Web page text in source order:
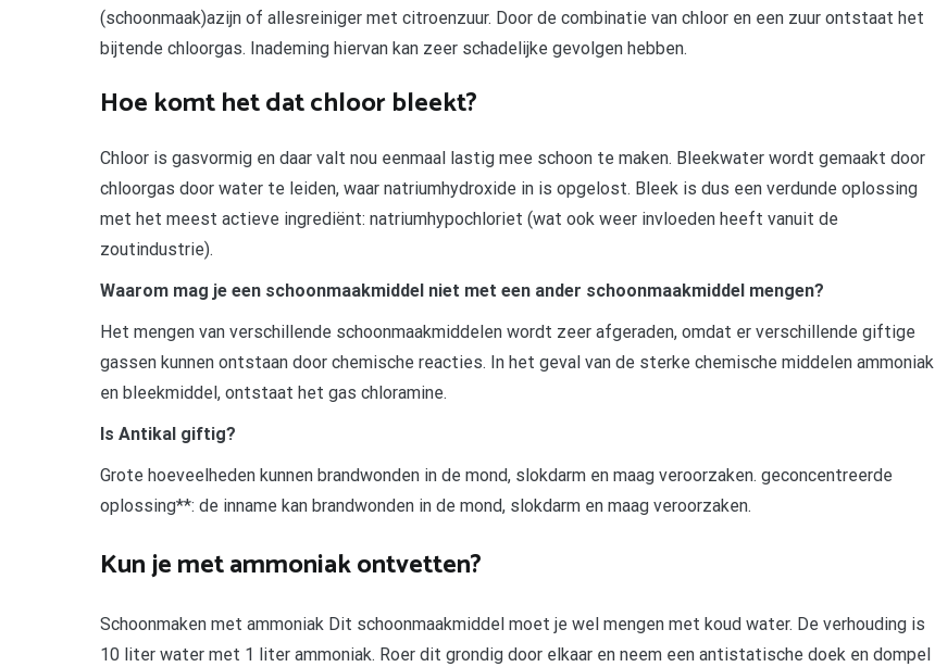
(schoonmaak)azijn of allesreiniger met citroenzuur. Door de combinatie van chloor en een zuur ontstaat het
bijtende chloorgas. Inademing hiervan kan zeer schadelijke gevolgen hebben.
Hoe komt het dat chloor bleekt?
Chloor is gasvormig en daar valt nou eenmaal lastig mee schoon te maken. Bleekwater wordt gemaakt door
chloorgas door water te leiden, waar natriumhydroxide in is opgelost. Bleek is dus een verdunde oplossing
met het meest actieve ingrediënt: natriumhypochloriet (wat ook weer invloeden heeft vanuit de
zoutindustrie).
Waarom mag je een schoonmaakmiddel niet met een ander schoonmaakmiddel mengen?
Het mengen van verschillende schoonmaakmiddelen wordt zeer afgeraden, omdat er verschillende giftige
gassen kunnen ontstaan door chemische reacties. In het geval van de sterke chemische middelen ammoniak
en bleekmiddel, ontstaat het gas chloramine.
Is Antikal giftig?
Grote hoeveelheden kunnen brandwonden in de mond, slokdarm en maag veroorzaken. geconcentreerde
oplossing**: de inname kan brandwonden in de mond, slokdarm en maag veroorzaken.
Kun je met ammoniak ontvetten?
Schoonmaken met ammoniak Dit schoonmaakmiddel moet je wel mengen met koud water. De verhouding is
10 liter water met 1 liter ammoniak. Roer dit grondig door elkaar en neem een antistatische doek en dompel